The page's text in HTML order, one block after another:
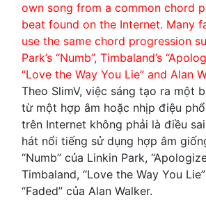
own song from a common chord
beat found on the Internet. Many
use the same chord progression
Park’s “Numb”, Timbaland’s
“Love the Way You Lie” and Alan
Theo SlimV, việc sáng tạo ra một
từ một hợp âm hoặc nhịp điệu
trên Internet không phải là điều
hát nổi tiếng sử dụng hợp âm
“Numb” của Linkin Park,
Timbaland, “Love the Way You
“Faded” của Alan Walker.